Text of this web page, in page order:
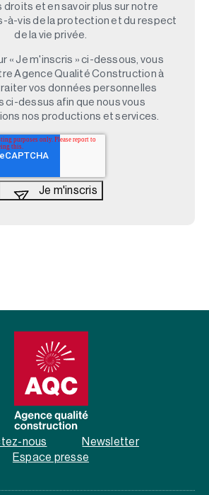
droits et en savoir plus sur notre
à-vis de la protection et du respect
de la vie privée.
« Je m'inscris » ci-dessous, vous
Agence Qualité Construction à
vos données personnelles
ci-dessus afin que nous vous
nos productions et services.
nous
Newsletter
Espace presse